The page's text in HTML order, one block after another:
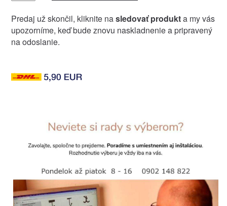
Predaj už skončil, kliknite nasledovať produkta my vás
upozorníme, keď bude znovu naskladnenie a pripravený
na odoslanie.